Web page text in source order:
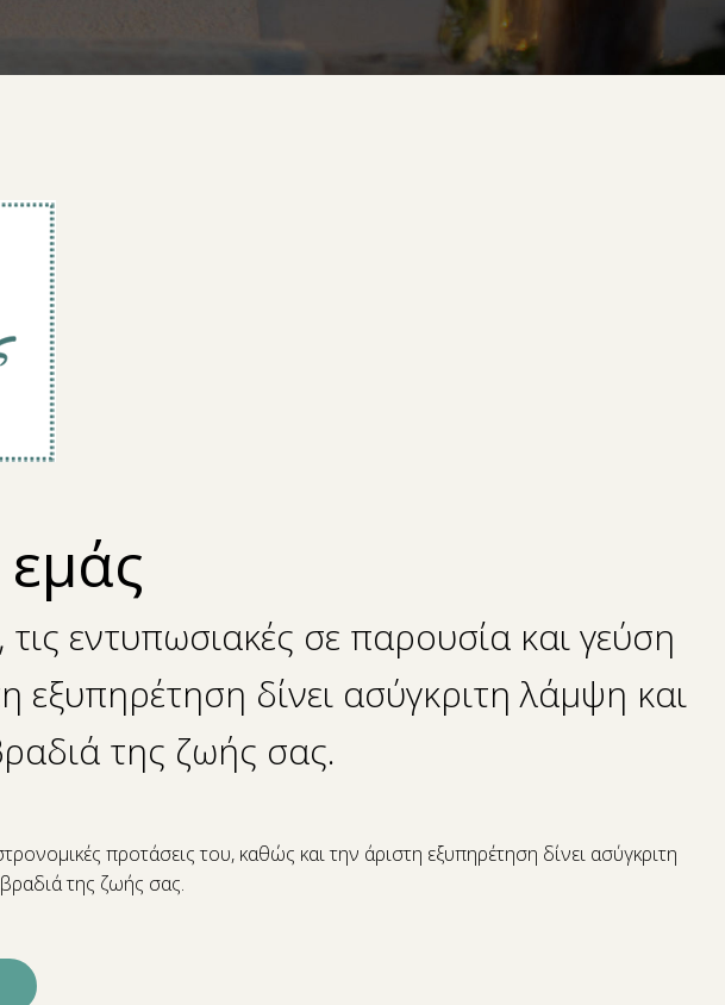
εμάς
εντυπωσιακές σε παρουσία και γεύση
εξυπηρέτηση δίνει ασύγκριτη λάμψη και
της ζωής σας.
προτάσεις του, καθώς και την άριστη εξυπηρέτηση δίνει ασύγκριτη
της ζωής σας.